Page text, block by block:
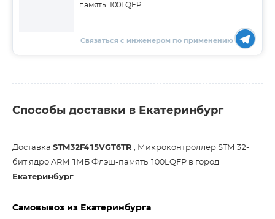
память 100LQFP
Связаться с инженером по применению
Способы доставки в Екатеринбург
Доставка STM32F415VGT6TR , Микроконтроллер STM 32-
бит ядро ARM 1МБ Флэш-память 100LQFP в город
Екатеринбург
Самовывоз из Екатеринбурга